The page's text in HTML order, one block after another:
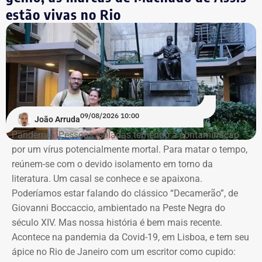
naquele época a cobertura eleitoral para além da capital.
Conde, que morreu em 2015. Ele nega qualquer
irregularidade envolvendo os dados de Viviane Barci e
afirma que as acusações são infundadas.
As investigações da Polícia Federal apontam que o
empresário teria pagado R$ 4,5 mil ao contador
Washington Travassos de Azevedo para obter as
informações fiscais de forma ilegal. Travassos, apontado
como o executor do acesso indevido aos sistemas da
Receita Federal, está preso desde março.
O caso tramita no âmbito do chamado Inquérito das Fake
News. Em abril, a Polícia Federal cumpriu mandados de
busca e apreensão em endereços ligados ao empresário,
que se apresentou às autoridades após a emissão de
uma ordem de prisão preventiva expedida por Moraes.
A medida de prisão, à época, ocorreu mesmo com parecer
estão vivas no Rio
João Arruda09/08/2026 10:00
Pandemia. Pessoas isoladas temendo a contaminação
por um vírus potencialmente mortal. Para matar o tempo,
reúnem-se com o devido isolamento em torno da
literatura. Um casal se conhece e se apaixona.
Poderíamos estar falando do clássico “Decamerão”, de
Giovanni Boccaccio, ambientado na Peste Negra do
século XIV. Mas nossa história é bem mais recente.
Acontece na pandemia da Covid-19, em Lisboa, e tem seu
ápice no Rio de Janeiro com um escritor como cupido: